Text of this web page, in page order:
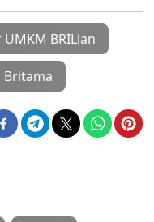
UMKM BRILian
Britama